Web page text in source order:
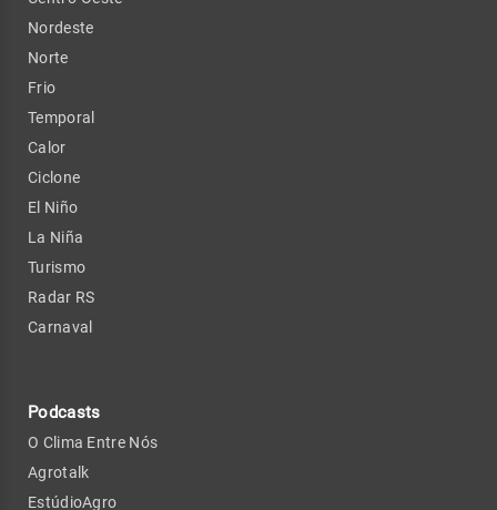
Nordeste
Norte
Frio
Temporal
Calor
Ciclone
El Niño
La Niña
Turismo
Radar RS
Carnaval
Podcasts
O Clima Entre Nós
Agrotalk
EstúdioAgro